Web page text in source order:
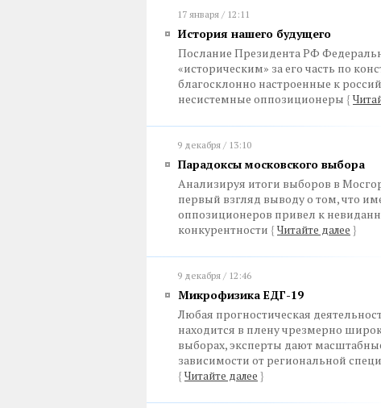
17 января / 12:11
История нашего будущего
Послание Президента РФ
«историческим» за его часть по
благосклонно настроенные к
несистемные оппозиционеры {
9 декабря / 13:10
Парадоксы московского выбора
Анализируя итоги выборов в
первый взгляд выводу о том, что
оппозиционеров привел к
конкурентности { Читайте далее }
9 декабря / 12:46
Микрофизика ЕДГ-19
Любая прогностическая
находится в плену чрезмерно
выборах, эксперты дают
зависимости от региональной
{ Читайте далее }